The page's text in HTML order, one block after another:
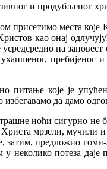
и продубљеног
присетимо места
као онај
на
питање које је
да дамо
ноћи сигурно не
мрзели,
затим, предложио
неколико потеза даје